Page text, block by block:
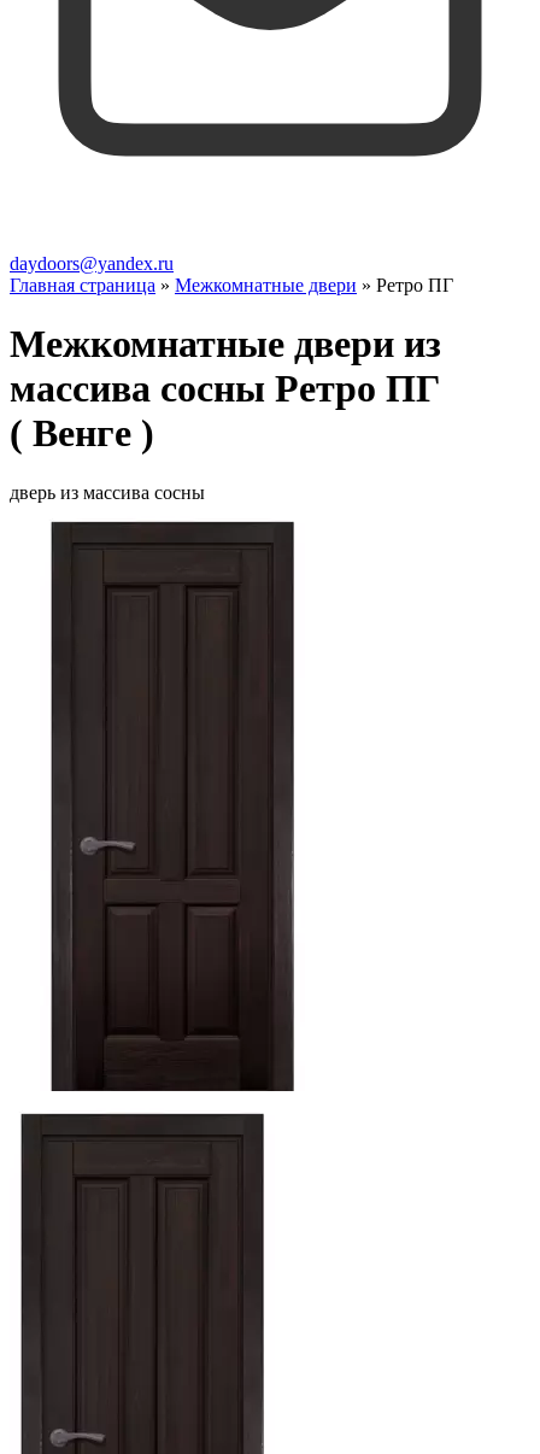
daydoors@yandex.ru
Главная страница » Межкомнатные двери » Ретро ПГ
Межкомнатные двери из
массива сосны Ретро ПГ
( Венге )
дверь из массива сосны